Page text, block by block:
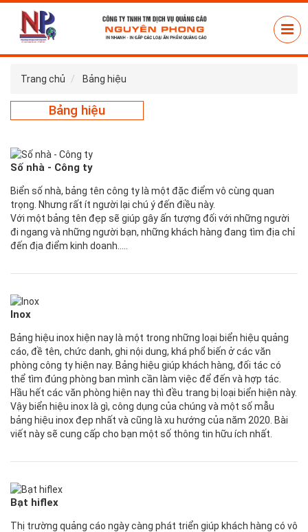
Trang chủ Bảng hiệu
Bảng hiệu
Số nhà - Công ty
Biển số nhà, bảng tên công ty là một đặc điểm vô cùng quan
trọng. Nhưng rất ít người lại chú ý đến điều này.
Với một bảng tên đẹp sẽ giúp gây ấn tượng đối với những người
đi ngang và những người bạn, những khách hàng đang tìm địa chỉ
đến địa điểm kinh doanh…..
Inox
Bảng hiệu inox hiện nay là một trong những loại biển hiệu quảng
cáo, đề tên, chức danh, ghi nội dung, khá phổ biến ở các văn
phòng công ty hiện nay. Bảng hiệu giúp khách hàng, đối tác có
thể tìm đúng phòng ban mình cần làm việc để đến và hợp tác.
Hầu hết các văn phòng hiện nay thì đều trang bị loại biển hiện này.
Vậy biển hiệu inox là gì, công dụng của chúng và một số mẫu
bảng hiệu inox đẹp nhất và cũng là xu hướng của năm 2020. Bài
viết này sẽ cung cấp cho bạn một số thông tin hữu ích nhất.
Bạt hiflex
Thị trường quảng cáo ngày càng phát triển giúp khách hàng có vô